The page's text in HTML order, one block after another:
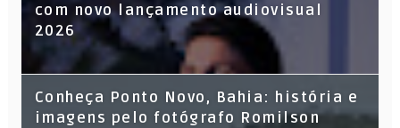
com novo lançamento audiovisual
2026
Conheça Ponto Novo, Bahia: história e
imagens pelo fotógrafo Romilson